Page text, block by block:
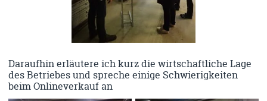
Daraufhin erläutere ich kurz die wirtschaftliche Lage
des Betriebes und spreche einige Schwierigkeiten
beim Onlineverkauf an